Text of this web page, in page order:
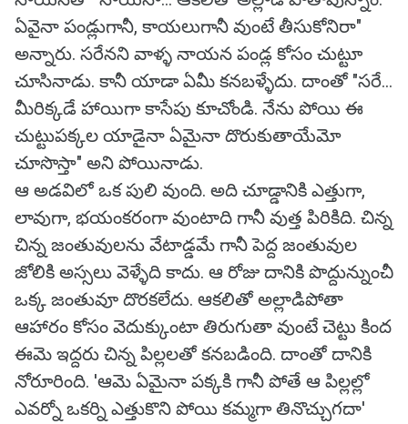
ఏవైనా పండ్లుగానీ, కాయలుగానీ వుంటే తీసుకోనిరా"
అన్నారు. సరేనని వాళ్ళ నాయన పండ్ల కోసం చుట్టూ
చూసినాడు. కానీ యాడా ఏమీ కనబళ్ళేదు. దాంతో "సరే...
మీరిక్కడే హాయిగా కాసేపు కూచోండి. నేను పోయి ఈ
చుట్టుపక్కల యాడైనా ఏమైనా దొరుకుతాయేమో
చూసొస్తా" అని పోయినాడు.
ఆ అడవిలో ఒక పులి వుంది. అది చూడ్డానికి ఎత్తుగా,
లావుగా, భయంకరంగా వుంటాది గానీ వుత్త పిరికిది. చిన్న
చిన్న జంతువులను వేటాడ్డమే గానీ పెద్ద జంతువుల
జోలికి అస్సలు వెళ్ళేది కాదు. ఆ రోజు దానికి పొద్దున్నుంచీ
ఒక్క జంతువూ దొరకలేదు. ఆకలితో అల్లాడిపోతా
ఆహారం కోసం వెదుక్కుంటా తిరుగుతా వుంటే చెట్టు కింద
ఈమె ఇద్దరు చిన్న పిల్లలతో కనబడింది. దాంతో దానికి
నోరూరింది. 'ఆమె ఏమైనా పక్కకి గానీ పోతే ఆ పిల్లల్లో
ఎవర్నో ఒకర్ని ఎత్తుకొని పోయి కమ్మగా తినొచ్చుగదా'